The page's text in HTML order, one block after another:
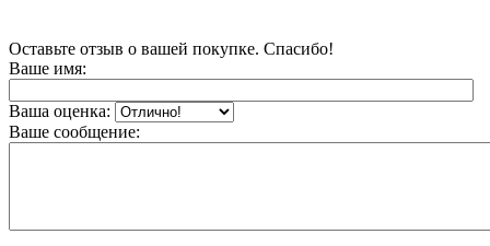
Оставьте отзыв о вашей покупке. Спасибо!
Ваше имя:
Ваша оценка:
Ваше сообщение: